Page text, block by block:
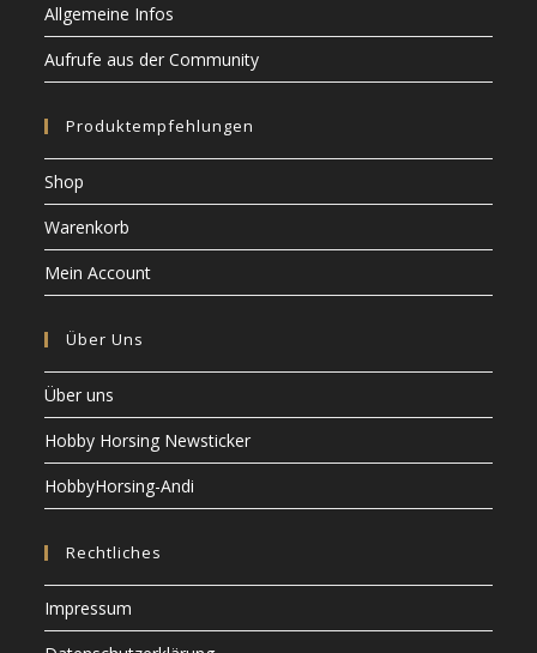
Allgemeine Infos
Aufrufe aus der Community
Produktempfehlungen
Shop
Warenkorb
Mein Account
Über Uns
Über uns
Hobby Horsing Newsticker
HobbyHorsing-Andi
Rechtliches
Impressum